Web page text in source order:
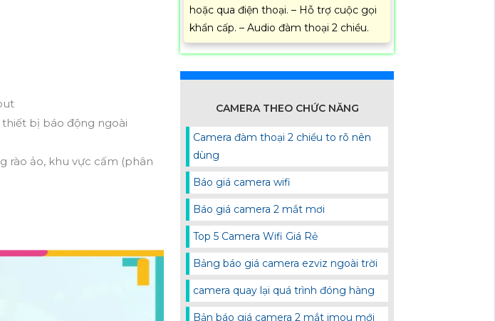
thiết bị báo động ngoài
rào ảo, khu vực cấm (phân
hoặc qua điện thoại. – Hỗ trợ cuộc gọi
khẩn cấp. – Audio đàm thoại 2 chiều.
CAMERA THEO CHỨC NĂNG
Camera đàm thoại 2 chiều to rõ nên
dùng
Báo giá camera wifi
Báo giá camera 2 mắt mơi
Top 5 Camera Wifi Giá Rẻ
Bảng báo giá camera ezviz ngoài trời
camera quay lại quá trình đóng hàng
Bản báo giá camera 2 mắt imou mới